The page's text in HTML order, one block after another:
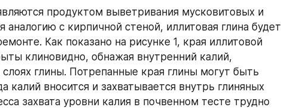
продуктом выветривания мусковитовых и
аналогию с кирпичной стеной, иллитовая глина будет
Как показано на рисунке 1, края иллитовой
клиновидно, обнажая внутренний калий,
глины. Потрепанные края глины могут быть
калий вносится и захватывается внутрь глиняных
захвата уровни калия в почвенном тесте трудно